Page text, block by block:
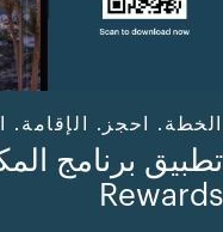
الخطة. احجز.
Rewards